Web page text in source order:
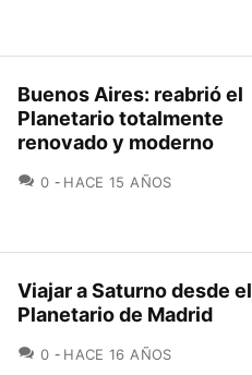
Buenos Aires: reabrió el
Planetario totalmente
renovado y moderno
0 COMENTARIOS
HACE 15 AÑOS
Viajar a Saturno desde el
Planetario de Madrid
0 COMENTARIOS
HACE 16 AÑOS